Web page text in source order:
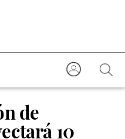
de
10